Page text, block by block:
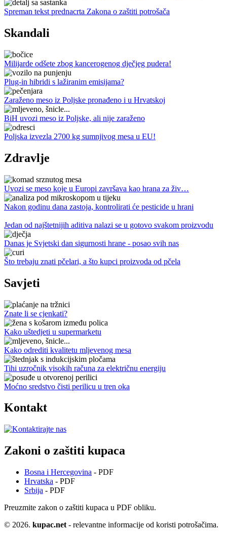
Spreman tekst prednacrta Zakona o zaštiti potrošača
Skandali
Milijarde odšete zbog kancerogenog dječjeg pudera!
Plug-in hibridi s lažiranim emisijama?
Zaraženo meso iz Poljske pronađeno i u Hrvatskoj
BiH uvozi meso iz Poljske, ali nije zaraženo
Poljska izvezla 2700 kg sumnjivog mesa u EU!
Zdravlje
Uvozi se meso koje u Europi završava kao hrana za živ…
Nakon godinu dana zastoja, kontrolirati će pesticide u hrani
Jedan od najštetnijih aditiva nalazi se u gotovo svakom proizvodu
Danas je Svjetski dan sigurnosti hrane - posao svih nas
Što trebaju znati pčelari, a što kupci proizvoda od pčela
Savjeti
Znate li se cjenkati?
Kako uštedjeti u supermarketu
Kako odrediti kvalitetu mljevenog mesa
Tihi uzročnik visokih računa za električnu energiju
Moćno sredstvo čisti perilicu u tren oka
Kontakt
Zakoni o zaštiti kupaca
Bosna i Hercegovina - PDF
Hrvatska - PDF
Srbija - PDF
Preuzmite zakon o zaštiti kupaca u PDF obliku.
© 2026. kupac.net - relevantne informacije od koristi potrošačima.